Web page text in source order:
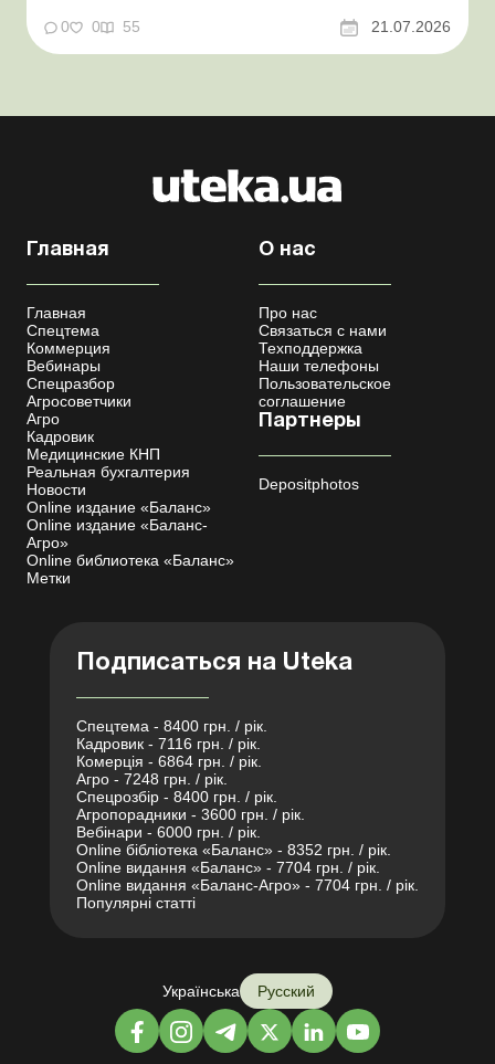
переоформления отсрочки от призыва во время
Координационный центр по организации
0 0 55 21.07.2026
Главная
Главная
Спецтема
Коммерция
Вебинары
Спецразбор
Агросоветчики
Агро
Кадровик
Медицинские КНП
Реальная бухгалтерия
Новости
Online издание «Баланс»
Online издание «Баланс-
Агро»
Online библиотека «Баланс»
Метки
О нас
Про нас
Связаться с нами
Техподдержка
Наши телефоны
Пользовательское
соглашение
Партнеры
Depositphotos
Подписаться на Uteka
Спецтема - 8400 грн. / рік.
Кадровик - 7116 грн. / рік.
Комерція - 6864 грн. / рік.
Агро - 7248 грн. / рік.
Спецрозбір - 8400 грн. / рік.
Агропорадники - 3600 грн. / рік.
Вебінари - 6000 грн. / рік.
Online бібліотека «Баланс» - 8352 грн. / рік.
Online видання «Баланс» - 7704 грн. / рік.
Online видання «Баланс-Агро» - 7704 грн. / рік.
Популярні статті
Українська Русский